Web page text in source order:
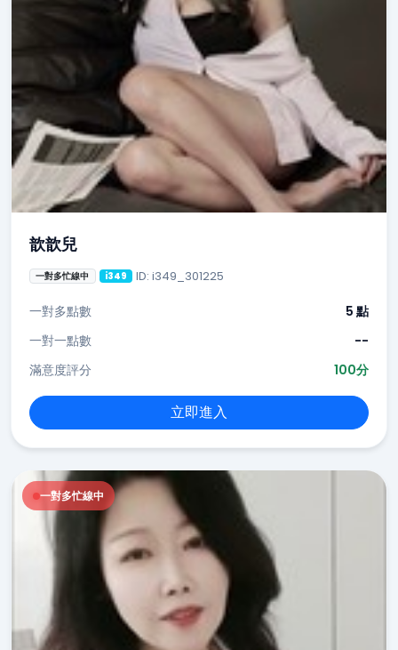
歆歆兒
一對多忙線中 i349 ID: i349_301225
一對多點數
5 點
一對一點數
--
滿意度評分
100分
立即進入
一對多忙線中